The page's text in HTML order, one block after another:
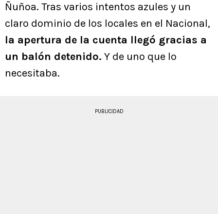
Ñuñoa. Tras varios intentos azules y un
claro dominio de los locales en el Nacional,
la apertura de la cuenta llegó gracias a
un balón detenido. Y de uno que lo
necesitaba.
PUBLICIDAD